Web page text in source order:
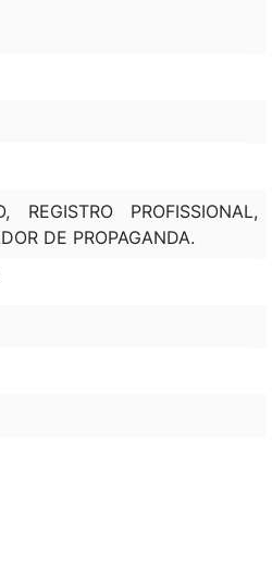
REGISTRO PROFISSIONAL,
DE PROPAGANDA.